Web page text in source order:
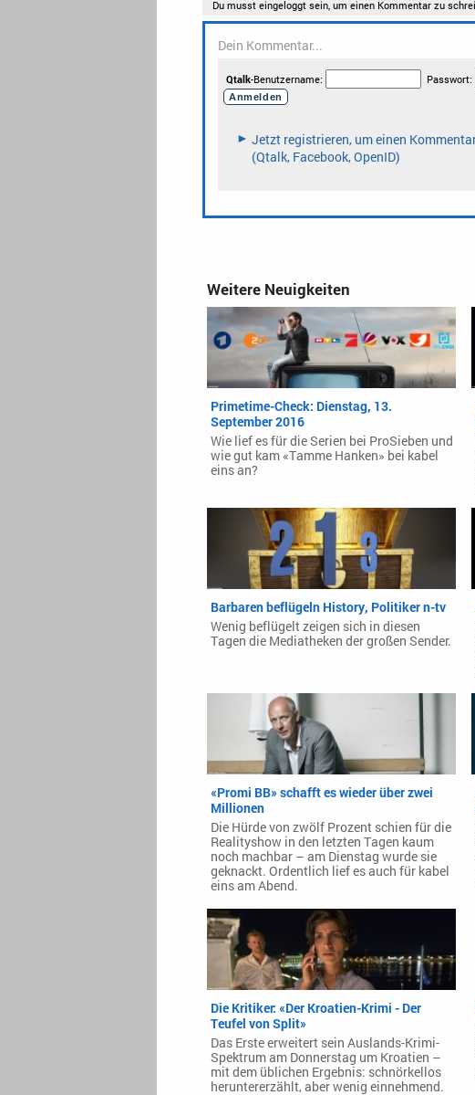
Weitere Neuigkeiten
Primetime-Check: Dienstag, 13.
September 2016
Wie lief es für die Serien bei ProSieben und
wie gut kam «Tamme Hanken» bei kabel
eins an?
Barbaren beflügeln History, Politiker n-tv
Wenig beflügelt zeigen sich in diesen
Tagen die Mediatheken der großen Sender.
«Promi BB» schafft es wieder über zwei
Millionen
Die Hürde von zwölf Prozent schien für die
Realityshow in den letzten Tagen kaum
noch machbar – am Dienstag wurde sie
geknackt. Ordentlich lief es auch für kabel
eins am Abend.
Die Kritiker: «Der Kroatien-Krimi - Der
Teufel von Split»
Das Erste erweitert sein Auslands-Krimi-
Spektrum am Donnerstag um Kroatien –
mit dem üblichen Ergebnis: schnörkellos
heruntererzählt, aber wenig einnehmend.